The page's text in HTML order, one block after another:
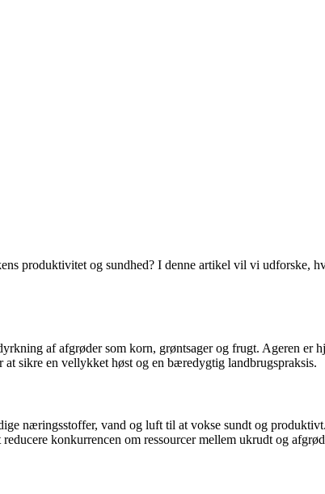
produktivitet og sundhed? I denne artikel vil vi udforske,
af afgrøder som korn, grøntsager og frugt. Ageren er
sikre en vellykket høst og en bæredygtig landbrugspraksis.
næringsstoffer, vand og luft til at vokse sundt og
konkurrencen om ressourcer mellem ukrudt og